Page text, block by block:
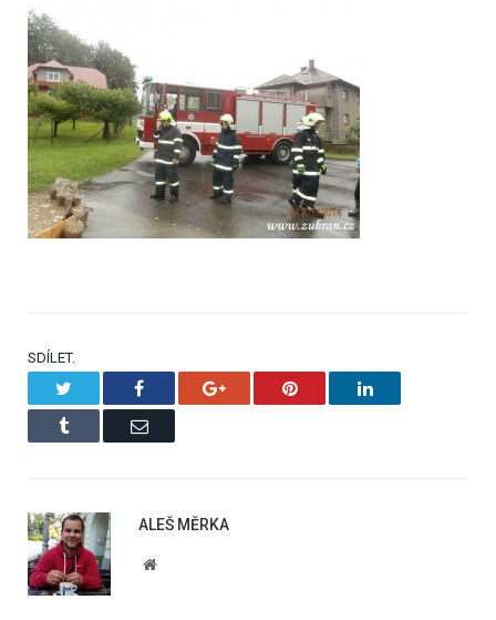
SDÍLET.
Facebook Google+ Pinterest LinkedIn
Tumblr Email
ALEŠ MĚRKA
Website